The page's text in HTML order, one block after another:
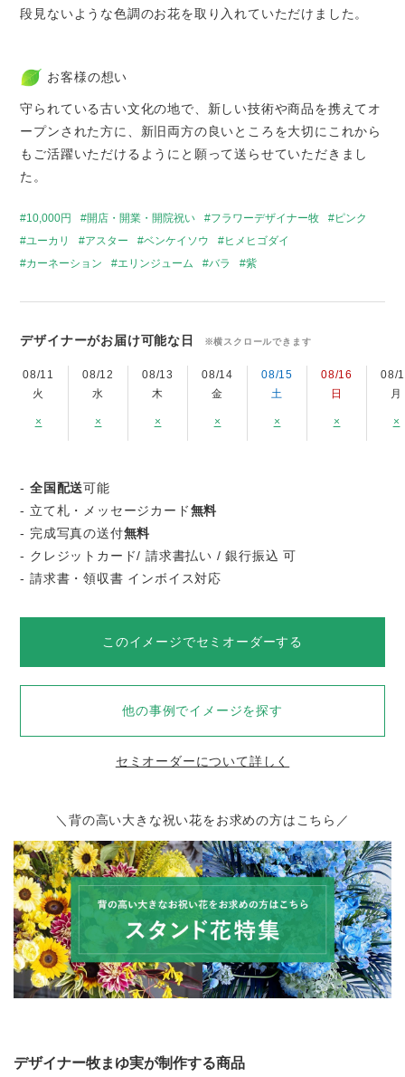
段見ないような色調のお花を取り入れていただけました。
お客様の想い
守られている古い文化の地で、新しい技術や商品を携えてオ
ープンされた方に、新旧両方の良いところを大切にこれから
もご活躍いただけるようにと願って送らせていただきまし
た。
10,000円 開店・開業・開院祝い フラワーデザイナー牧
ピンク
ユーカリ
アスター ベンケイソウ
ヒメヒゴダイ
カーネーション
エリンジューム バラ 紫
デザイナーがお届け可能な日 ※横スクロールできます
08/11
火
×
08/12
水
×
08/13
木
×
08/14
金
×
08/15
土
×
08/16
日
×
08/
月
×
-全国配送可能
- 立て札・メッセージカード無料
- 完成写真の送付無料
- クレジットカード/ 請求書払い / 銀行振込 可
- 請求書・領収書 インボイス対応
このイメージでセミオーダーする
他の事例でイメージを探す
セミオーダーについて詳しく
＼背の高い大きな祝い花をお求めの方はこちら／
デザイナー牧まゆ実が制作する商品